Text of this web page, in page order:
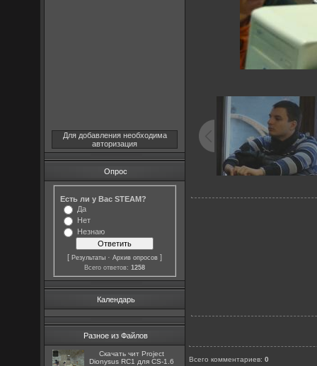
Для добавления необходима
авторизация
Опрос
Есть ли у Вас STEAM?
Да
Нет
Незнаю
[Результаты ·Архив опросов ]
Всего ответов:1258
Календарь
Разное из Файлов
Скачать чит Project
Dionysus RC1 для CS-1.6
Всего комментариев:0